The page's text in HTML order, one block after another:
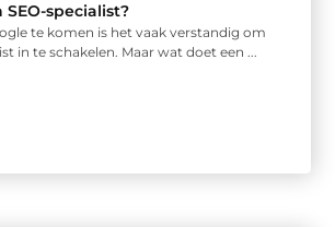
specialist?
te komen is het vaak verstandig om
in te schakelen. Maar wat doet een ...